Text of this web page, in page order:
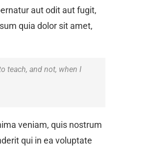
aut odit aut fugit,
quia dolor sit amet,
teach, and not, when I
veniam, quis nostrum
qui in ea voluptate